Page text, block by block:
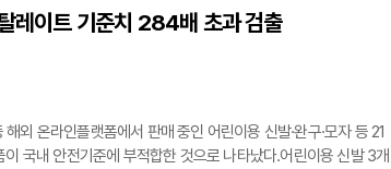
협력체계를 구축하고 구청 복지부서와 연계해 대상자별 맞춤형
상자는 전체 통합돌봄 대상자의 42%를 차지한다.지난 6월 23일
레이트 기준치 284배 초과 검출
외 온라인플랫폼에서 판매 중인 어린이용 신발·완구·모자 등 21
국내 안전기준에 부적합한 것으로 나타났다.어린이용 신발 3개